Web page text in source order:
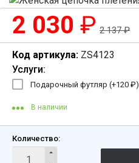
2 030 ₽ 2 137₽
Код артикула: ZS4123
Услуги:
Подарочный футляр (+120 ₽)
В наличии
Количество: